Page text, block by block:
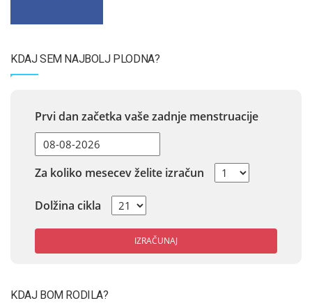
KDAJ SEM NAJBOLJ PLODNA?
Prvi dan začetka vaše zadnje menstruacije
Za koliko mesecev želite izračun
Dolžina cikla
IZRAČUNAJ
KDAJ BOM RODILA?